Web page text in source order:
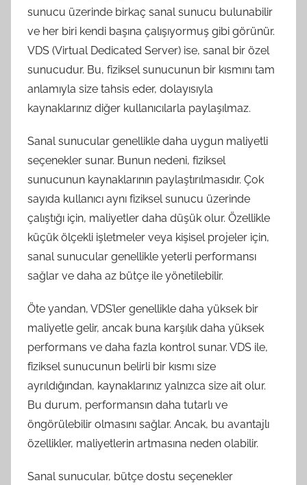
sunucu üzerinde birkaç sanal sunucu bulunabilir
ve her biri kendi başına çalışıyormuş gibi görünür.
VDS (Virtual Dedicated Server) ise, sanal bir özel
sunucudur. Bu, fiziksel sunucunun bir kısmını tam
anlamıyla size tahsis eder, dolayısıyla
kaynaklarınız diğer kullanıcılarla paylaşılmaz.
Sanal sunucular genellikle daha uygun maliyetli
seçenekler sunar. Bunun nedeni, fiziksel
sunucunun kaynaklarının paylaştırılmasıdır. Çok
sayıda kullanıcı aynı fiziksel sunucu üzerinde
çalıştığı için, maliyetler daha düşük olur. Özellikle
küçük ölçekli işletmeler veya kişisel projeler için,
sanal sunucular genellikle yeterli performansı
sağlar ve daha az bütçe ile yönetilebilir.
Öte yandan, VDS’ler genellikle daha yüksek bir
maliyetle gelir, ancak buna karşılık daha yüksek
performans ve daha fazla kontrol sunar. VDS ile,
fiziksel sunucunun belirli bir kısmı size
ayrıldığından, kaynaklarınız yalnızca size ait olur.
Bu durum, performansın daha tutarlı ve
öngörülebilir olmasını sağlar. Ancak, bu avantajlı
özellikler, maliyetlerin artmasına neden olabilir.
Sanal sunucular, bütçe dostu seçenekler